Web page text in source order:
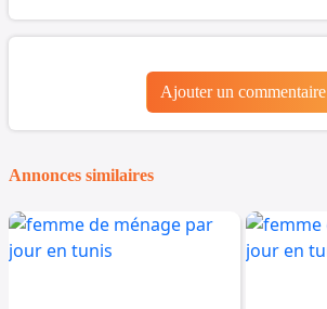
Ajouter un commentaire
Annonces similaires